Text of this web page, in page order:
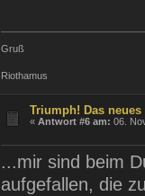
Gruß
Riothamus
Triumph! Das
«Antwort #6 am: 06.
...mir sind beim
aufgefallen, die